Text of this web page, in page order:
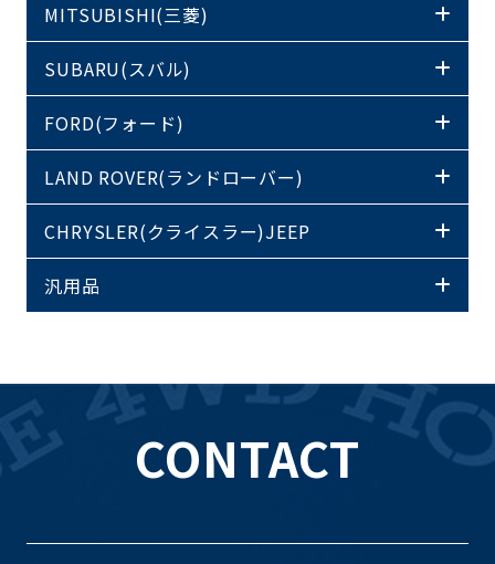
MITSUBISHI(三菱)
SUBARU(スバル)
FORD(フォード)
LAND ROVER(ランドローバー)
CHRYSLER(クライスラー)JEEP
汎用品
CONTACT